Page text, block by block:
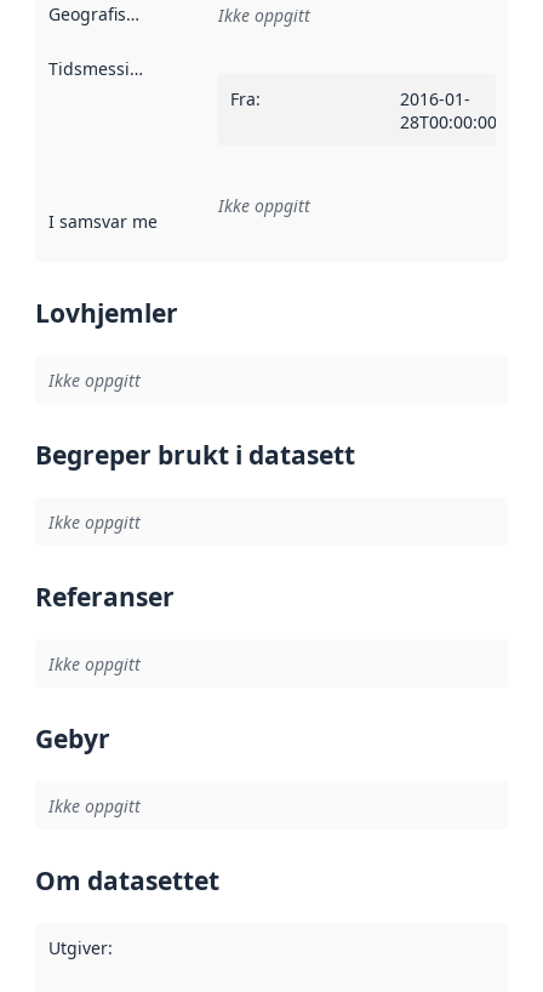
Geografisk avgrensning :
Ikke oppgitt
Tidsmessig avgrensning
Fra:
2016-01-
28T00:00:00Z
I samsvar med Referanse til en implementasjonsregel
Ikke oppgitt
Lovhjemler
Ikke oppgitt
Begreper brukt i datasett
Ikke oppgitt
Referanser
Ikke oppgitt
Gebyr
Ikke oppgitt
Om datasettet
Utgiver: